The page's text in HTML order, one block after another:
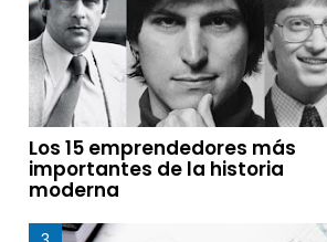
Los 15 emprendedores más
importantes de la historia
moderna